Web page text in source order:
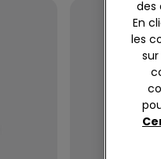
des
En
les